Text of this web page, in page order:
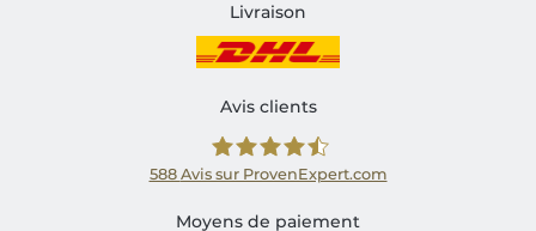
Livraison
Avis clients
Shirtinator FR
588 Avis sur ProvenExpert.com
Moyens de paiement